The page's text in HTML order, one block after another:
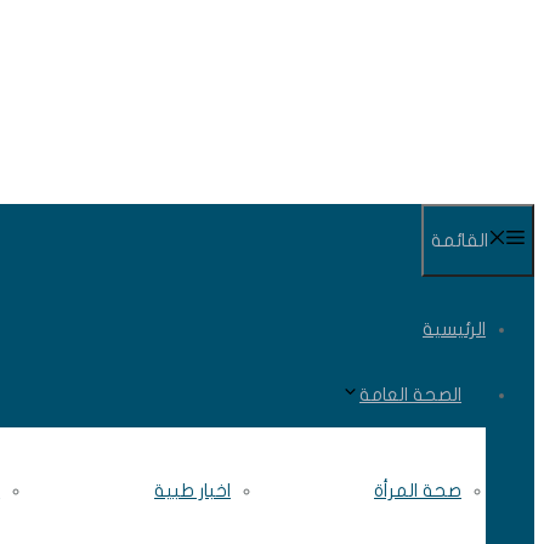
القائمة
الرئيسية
الصحة العامة
صحة المرأة اخبار طبية